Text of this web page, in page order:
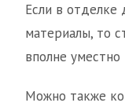
Если в отделке
материалы, то
вполне уместно
Можно также